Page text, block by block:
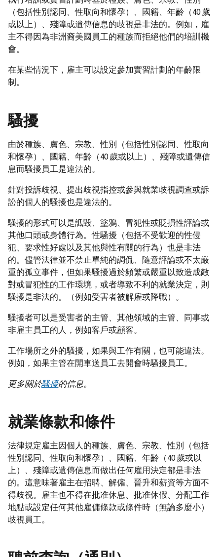
（包括性別認同、性取向和懷孕）、國籍、年齡（40 歲
或以上）、殘障或遺傳信息的歧視是非法的。例如，雇
主不得因為非洲裔美國員工的種族而拒絕他們的培訓機
會。
在某些情況下，雇主可以設定參加實習計劃的年齡限
制。
騷擾
由於種族、膚色、宗教、性別（包括性別認同、性取向
和懷孕）、國籍、年齡（40 歲或以上）、殘障或遺傳信
息而騷擾員工是違法的。
針對投訴歧視、提出歧視指控或參與就業歧視調查或訴
訟的個人的騷擾也是違法的。
騷擾的形式可以是詆毀、塗鴉、冒犯性或貶損性評論或
其他口頭或身體行為。性騷擾（包括不受歡迎的性侵
犯、要求性好處以及其他與性有關的行為）也是非法
的。儘管法律並不禁止單純的調侃、隨意評論或不太嚴
重的孤立事件，但如果騷擾過於頻繁或嚴重以致造成敵
對或冒犯性的工作環境，或者導致不利的就業決定，則
騷擾是非法的。（例如受害者被解雇或降職）。
騷擾者可以是受害者的主管、其他領域的主管、同事或
非雇主員工的人，例如客戶或顧客。
工作場所之外的騷擾，如果與工作有關，也可能違法。
例如，如果主管在開車送員工去開會時騷擾員工。
更多關於騷擾的信息。
就業條款和條件
法律規定雇主因個人的種族、膚色、宗教、性別（包括
性別認同、性取向和懷孕）、國籍、年齡（40 歲或以
上）、殘障或遺傳信息而做出任何雇用決定都是非法
的。這意味著雇主在招聘、解僱、晉升和薪資等方面不
得歧視。雇主也不得在批准休息、批准休假、分配工作
地點或設定任何其他雇傭條款或條件時（無論多麼小）
歧視員工。